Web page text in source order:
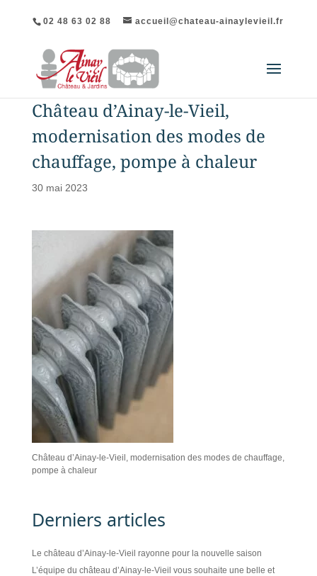
02 48 63 02 88 accueil@chateau-ainaylevieil.fr
Château d’Ainay-le-Vieil,
modernisation des modes de
chauffage, pompe à chaleur
30 mai 2023
Château d’Ainay-le-Vieil, modernisation des modes de chauffage,
pompe à chaleur
Derniers articles
Le château d’Ainay-le-Vieil rayonne pour la nouvelle saison
L’équipe du château d’Ainay-le-Vieil vous souhaite une belle et